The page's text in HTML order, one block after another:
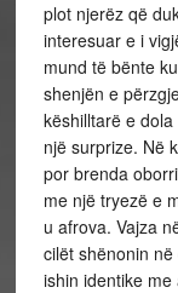
plot njerëz që
interesuar e i
mund të bënte
shenjën e
këshilltarë e
një surprize. Në
por brenda
me një tryezë e
u afrova. Vajza
cilët shënonin
ishin identike